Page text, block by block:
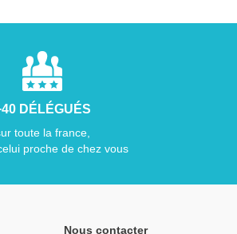
DÉLÉGUÉS
toute la france,
proche de chez vous
Nous contacter